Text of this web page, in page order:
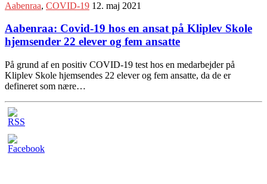
Aabenraa, COVID-19 12. maj 2021
Aabenraa: Covid-19 hos en ansat på Kliplev Skole
hjemsender 22 elever og fem ansatte
På grund af en positiv COVID-19 test hos en medarbejder på
Kliplev Skole hjemsendes 22 elever og fem ansatte, da de er
defineret som nære…